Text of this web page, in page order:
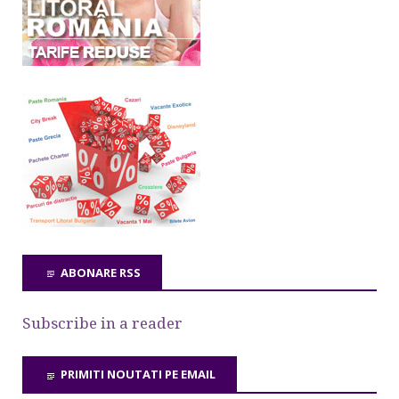
ABONARE RSS
Subscribe in a reader
PRIMITI NOUTATI PE EMAIL